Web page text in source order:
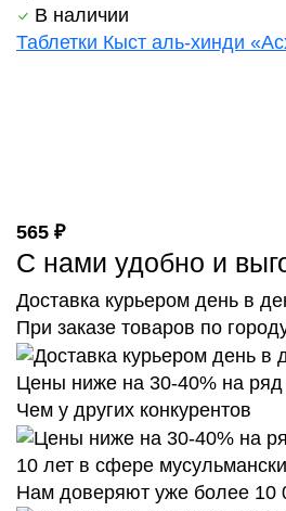
В наличии
Таблетки Кыст аль-хинди
565 ₽
С нами удобно и
Доставка курьером день в
При заказе товаров по
Цены ниже на 30-40% на ряд
Чем у других конкурентов
10 лет в сфере
Нам доверяют уже более 10